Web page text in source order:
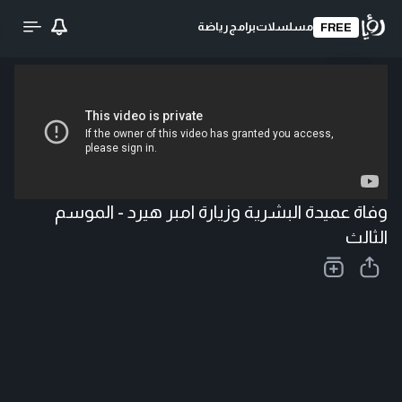
FREE مسلسلاتبرامج رياضة
وفاة عميدة البشرية وزيارة امبر هيرد - الموسم
الثالث